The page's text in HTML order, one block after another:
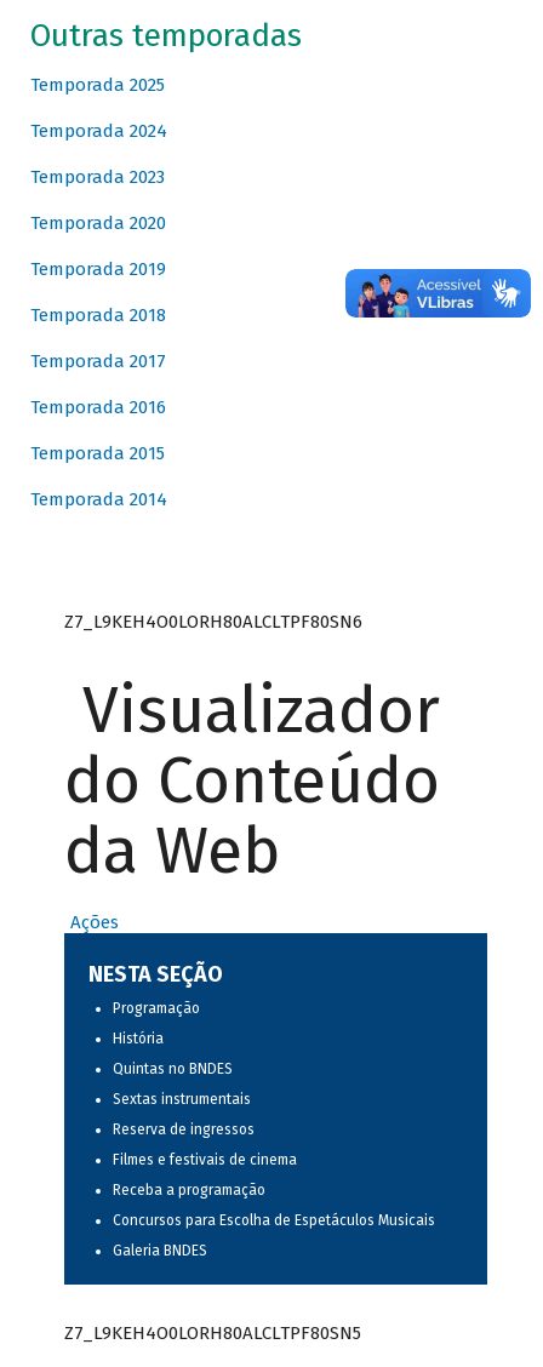
Outras temporadas
Temporada 2025
Temporada 2024
Temporada 2023
Temporada 2020
Temporada 2019
Temporada 2018
Temporada 2017
Temporada 2016
Temporada 2015
Temporada 2014
Z7_L9KEH4O0LORH80ALCLTPF80SN6
Visualizador
do Conteúdo
da Web
Ações
NESTA SEÇÃO
Programação
História
Quintas no BNDES
Sextas instrumentais
Reserva de ingressos
Filmes e festivais de cinema
Receba a programação
Concursos para Escolha de Espetáculos Musicais
Galeria BNDES
Z7_L9KEH4O0LORH80ALCLTPF80SN5